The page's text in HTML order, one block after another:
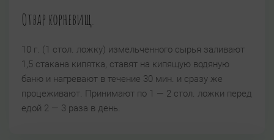
Отвар корневищ.
10 г. (1 стол. ложку) измельченного сырья заливают
1,5 стакана кипятка, ставят на кипящую водяную
баню и нагревают в течение 30 мин. и сразу же
процеживают. Принимают по 1 — 2 стол. ложки перед
едой 2 — 3 раза в день.